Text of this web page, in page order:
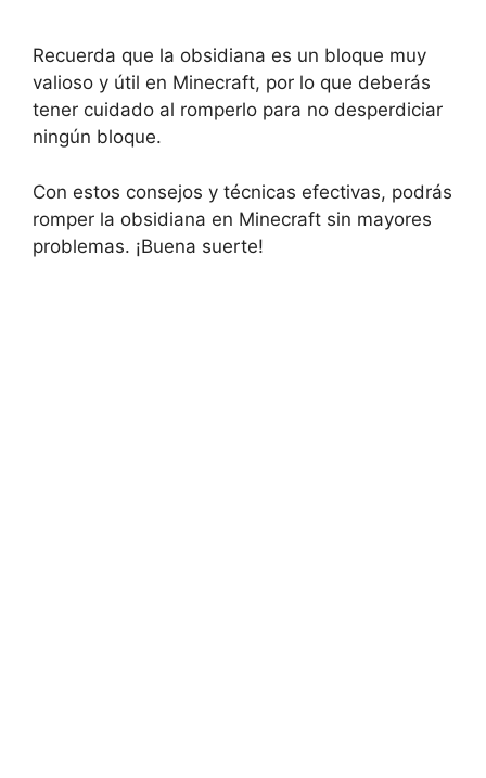
Recuerda que la obsidiana es un bloque muy
valioso y útil en Minecraft, por lo que deberás
tener cuidado al romperlo para no desperdiciar
ningún bloque.
Con estos consejos y técnicas efectivas, podrás
romper la obsidiana en Minecraft sin mayores
problemas. ¡Buena suerte!